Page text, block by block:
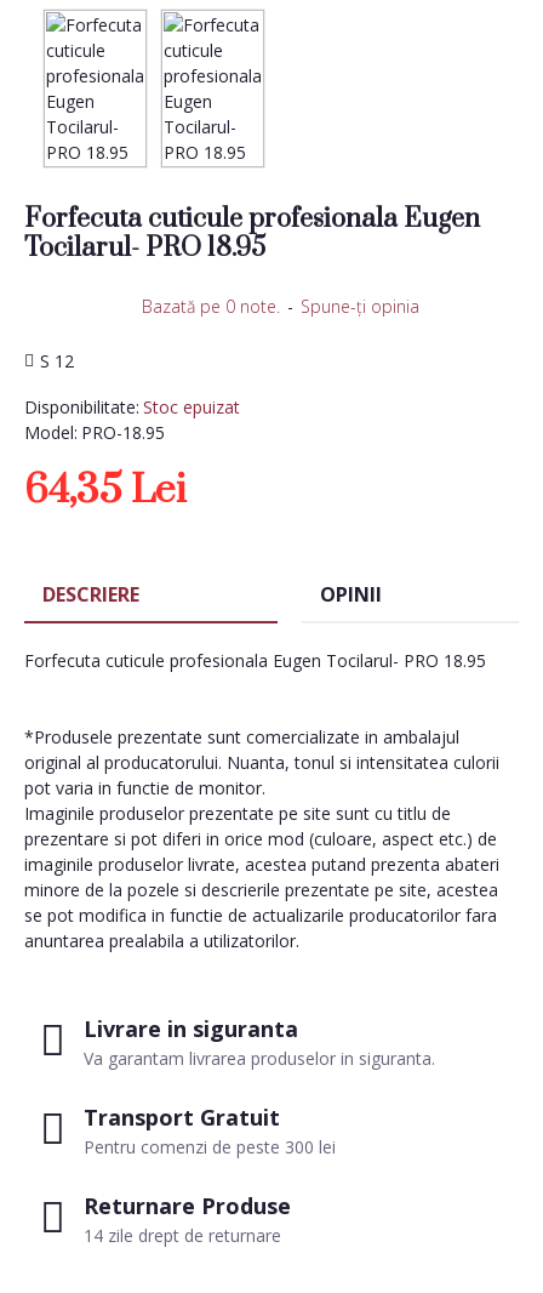
Forfecuta cuticule profesionala Eugen
Tocilarul- PRO 18.95
Disponibilitate: Stoc epuizat
Model: PRO-18.95
S 12
Bazată pe 0 note. - Spune-ţi opinia
64,35 Lei
Livrare in siguranta
Va garantam livrarea produselor in siguranta.
Transport Gratuit
Pentru comenzi de peste 300 lei
Returnare Produse
14 zile drept de returnare
DESCRIERE OPINII
Forfecuta cuticule profesionala Eugen Tocilarul- PRO 18.95
*Produsele prezentate sunt comercializate in ambalajul
original al producatorului. Nuanta, tonul si intensitatea culorii
pot varia in functie de monitor.
Imaginile produselor prezentate pe site sunt cu titlu de
prezentare si pot diferi in orice mod (culoare, aspect etc.) de
imaginile produselor livrate, acestea putand prezenta abateri
minore de la pozele si descrierile prezentate pe site, acestea
se pot modifica in functie de actualizarile producatorilor fara
anuntarea prealabila a utilizatorilor.